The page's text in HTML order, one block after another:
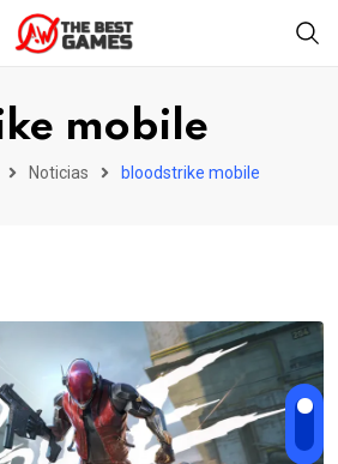
mobile
Noticias bloodstrike mobile